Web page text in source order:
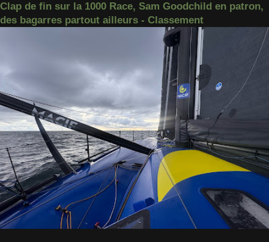
Clap de fin sur la 1000 Race, Sam Goodchild en patron,
des bagarres partout ailleurs - Classement